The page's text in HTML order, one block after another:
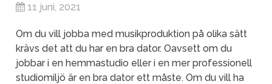
11 juni, 2021
Om du vill jobba med musikproduktion på olika sätt
krävs det att du har en bra dator. Oavsett om du
jobbar i en hemmastudio eller i en mer professionell
studiomiljö är en bra dator ett måste. Om du vill ha